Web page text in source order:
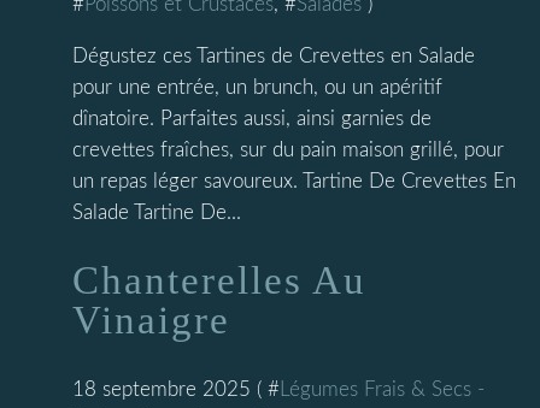
Dégustez ces Tartines de Crevettes en Salade
pour une entrée, un brunch, ou un apéritif
dînatoire. Parfaites aussi, ainsi garnies de
crevettes fraîches, sur du pain maison grillé, pour
un repas léger savoureux. Tartine De Crevettes En
Salade Tartine De...
Chanterelles Au
Vinaigre
18 septembre 2025 ( # Légumes Frais & Secs -